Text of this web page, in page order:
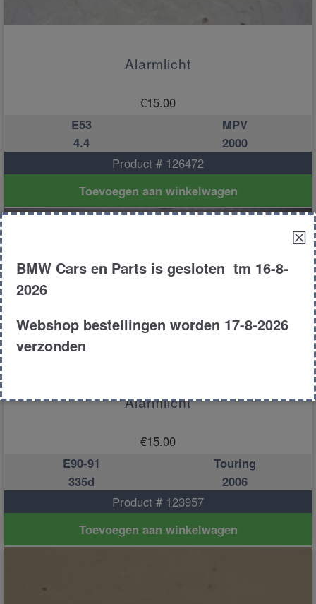
Alarmlicht
€15.00
E53
MPV
4.4
2000
Product # 126472
Toevoegen aan winkelwagen
Alarmlicht
€15.00
E90-91
Touring
335d
2006
Product # 123957
Toevoegen aan winkelwagen
☒
BMW Cars en Parts is gesloten tm 16-8-
2026
Webshop bestellingen worden 17-8-2026
verzonden